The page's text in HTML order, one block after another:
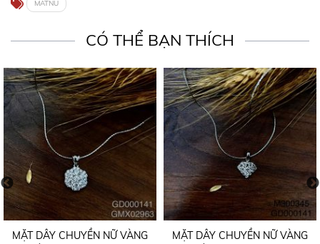
MATNU
CÓ THỂ BẠN THÍCH
MẶT DÂY CHUYỀN NỮ VÀNG
MẶT DÂY CHUYỀN NỮ VÀNG